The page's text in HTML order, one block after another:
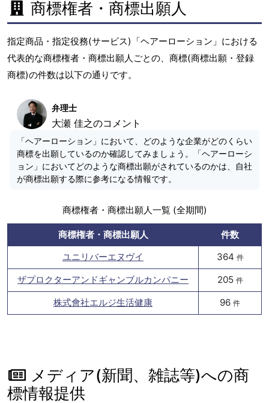
商標権者・商標出願人
指定商品・指定役務(サービス)「ヘアーローション」における
代表的な商標権者・商標出願人ごとの、商標(商標出願・登録
商標)の件数は以下の通りです。
弁理士
大瀬 佳之のコメント
「ヘアーローション」において、どのような企業がどのくらい
商標を出願しているのか確認してみましょう。「ヘアーローシ
ョン」においてどのような商標出願がされているのかは、自社
が商標出願する際に参考になる情報です。
商標権者・商標出願人一覧 (全期間)
商標権者・商標出願人
件数
ユニリバーエヌヴイ
364 件
ザプロクターアンドギャンブルカンパニー 205 件
株式會社エルジ生活健康 96 件
メディア(新聞、雑誌等)への商
標情報提供